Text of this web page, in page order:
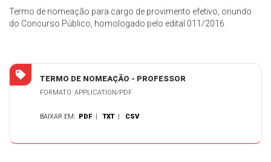
Termo de nomeação para cargo de provimento efetivo, oriundo
do Concurso Público, homologado pelo edital 011/2016.
TERMO DE NOMEAÇÃO - PROFESSOR
FORMATO: APPLICATION/PDF
BAIXAR EM: PDF |TXT | CSV